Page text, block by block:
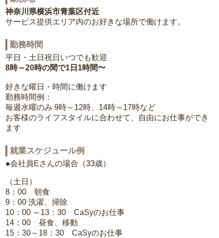
神奈川県横浜市青葉区付近
サービス提供エリア内のお好きな場所で働けます。
勤務時間
平日・土日祝日いつでも歓迎
8時～20時の間で1日1時間〜
好きな曜日・時間に働けます
勤務時間例：
毎週水曜のみ 9時～12時、14時～17時など
お客様のライフスタイルに合わせて、自由にお仕事ができ
ます
就業スケジュール例
●会社員Eさんの場合（33歳）
（土日）
8：00 朝食
9：00 洗濯、掃除
10：00 ～13：30 CaSyのお仕事
14：00 昼食、移動
15：30～18：30 CaSyのお仕事